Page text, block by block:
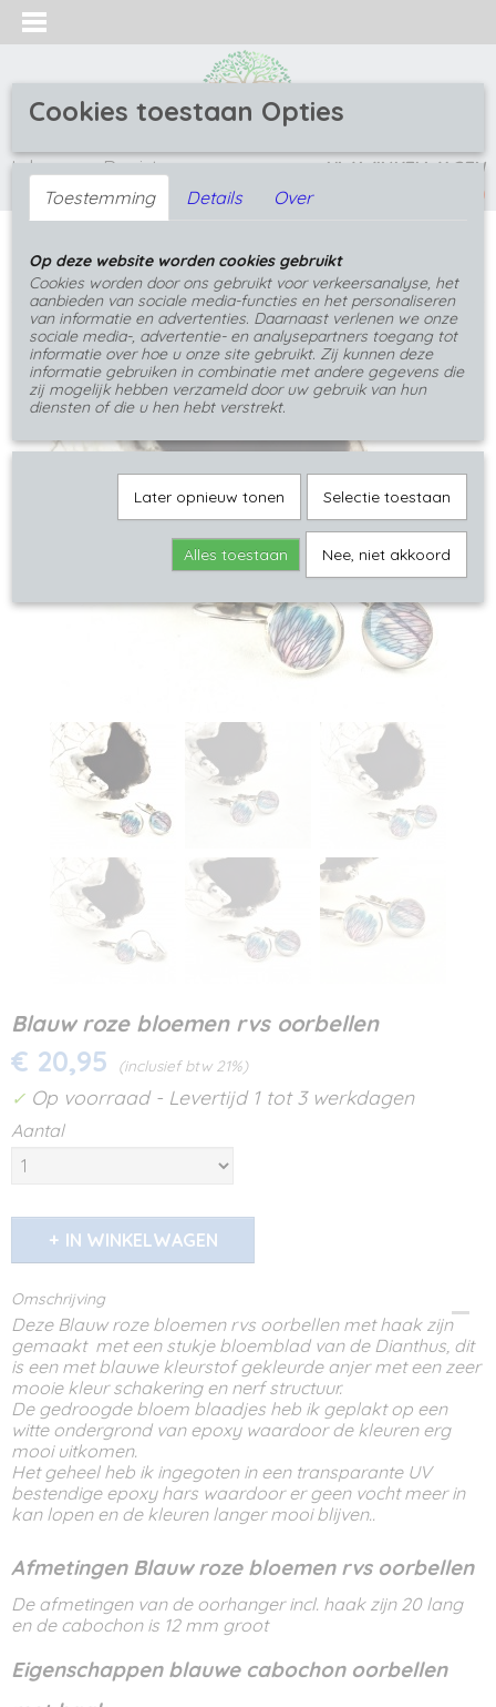
Inloggen Registreren UW WINKELWAGEN
(0)
Home>Oorbellen>Oorbellen met bloemen
Blauw roze bloemen rvs oorbellen
Blauw roze bloemen rvs oorbellen
€ 20,95 (inclusief btw 21%)
✓ Op voorraad - Levertijd 1 tot 3 werkdagen
Aantal
IN WINKELWAGEN
Omschrijving
Deze Blauw roze bloemen rvs oorbellen met haak zijn
gemaakt met een stukje bloemblad van de Dianthus, dit
is een met blauwe kleurstof gekleurde anjer met een zeer
mooie kleur schakering en nerf structuur.
De gedroogde bloem blaadjes heb ik geplakt op een
witte ondergrond van epoxy waardoor de kleuren erg
mooi uitkomen.
Het geheel heb ik ingegoten in een transparante UV
bestendige epoxy hars waardoor er geen vocht meer in
kan lopen en de kleuren langer mooi blijven..
Afmetingen Blauw roze bloemen rvs oorbellen
De afmetingen van de oorhanger incl. haak zijn 20 lang
en de cabochon is 12 mm groot
Eigenschappen blauwe cabochon oorbellen
Cookies toestaan Opties
Toestemming Details Over
Op deze website worden cookies gebruikt
Cookies worden door ons gebruikt voor verkeersanalyse, het
aanbieden van sociale media-functies en het personaliseren
van informatie en advertenties. Daarnaast verlenen we onze
sociale media-, advertentie- en analysepartners toegang tot
informatie over hoe u onze site gebruikt. Zij kunnen deze
informatie gebruiken in combinatie met andere gegevens die
zij mogelijk hebben verzameld door uw gebruik van hun
diensten of die u hen hebt verstrekt.
Later opnieuw tonen Selectie toestaan
Alles toestaan Nee, niet akkoord